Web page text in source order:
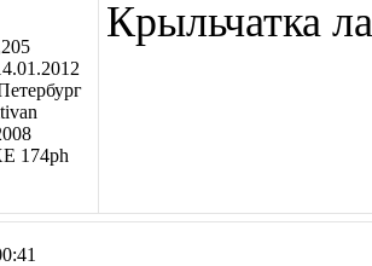
174рh
Крыльчатка